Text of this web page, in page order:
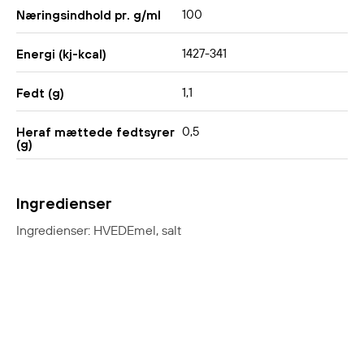
Næringsindhold pr. g/ml 100
Energi (kj-kcal) 1427-341
Fedt (g) 1,1
Heraf mættede fedtsyrer
(g)
0,5
Ingredienser
Ingredienser: HVEDEmel, salt